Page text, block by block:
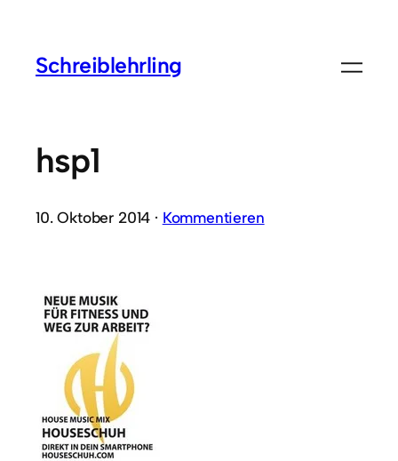
Schreiblehrling
hsp1
10. Oktober 2014 · Kommentieren